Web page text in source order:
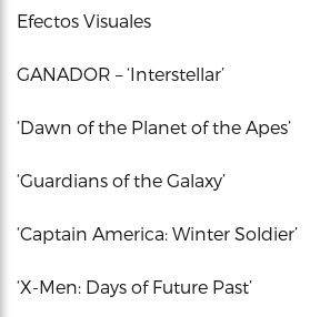
Efectos Visuales
GANADOR – ‘Interstellar’
‘Dawn of the Planet of the Apes’
‘Guardians of the Galaxy’
‘Captain America: Winter Soldier’
‘X-Men: Days of Future Past’